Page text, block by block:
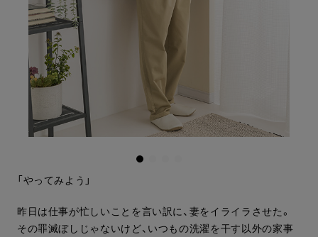
「やってみよう」
昨日は仕事が忙しいことを言い訳に、妻をイライラさせた。
その罪滅ぼしじゃないけど、いつもの洗濯を干す以外の家事